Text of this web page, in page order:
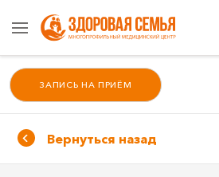
ЗАПИСЬ НА ПРИЁМ
Вернуться назад